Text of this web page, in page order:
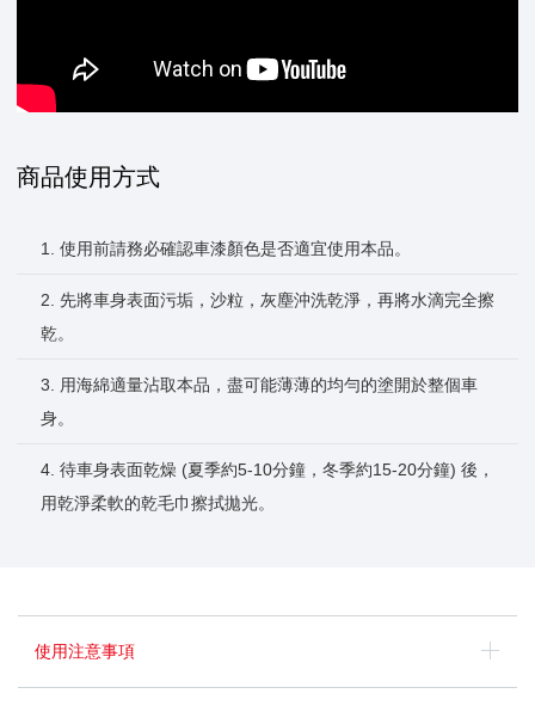
商品使用方式
1. 使用前請務必確認車漆顏色是否適宜使用本品。
2. 先將車身表面污垢，沙粒，灰塵沖洗乾淨，再將水滴完全擦
乾。
3. 用海綿適量沾取本品，盡可能薄薄的均勻的塗開於整個車
身。
4. 待車身表面乾燥 (夏季約5-10分鐘，冬季約15-20分鐘) 後，
用乾淨柔軟的乾毛巾擦拭拋光。
使用注意事項